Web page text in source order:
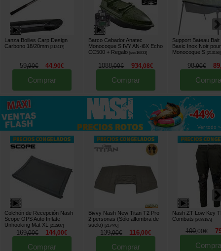
Lanza Boilies Carp Design
Carbono 18/20mm [213417]
59,90€ 44,90€
Comprar
Barco Cebador Anatec
Monocoque S IVY AN-i6X Echo
CC500 + Regalo [esc16833]
1088,00€ 934,08€
Comprar
Support Bateau Bait
Basic Inox Noir
Monocoque S [213156]
98,90€ 89
hasta
-44%
Ver todo »
Colchón de Recepción Nash
Scope OPS Auto Inflate
Unhooking Mat XL
[212907]
169,00€ 144,00€
Comprar
Bivvy Nash New Titan T2 Pro
2 personas (Sólo alfombra de
suelo)
[217440]
139,00€ 116,00€
Comprar
Nash ZT Low Key
Combats
[268918A]
109,00€